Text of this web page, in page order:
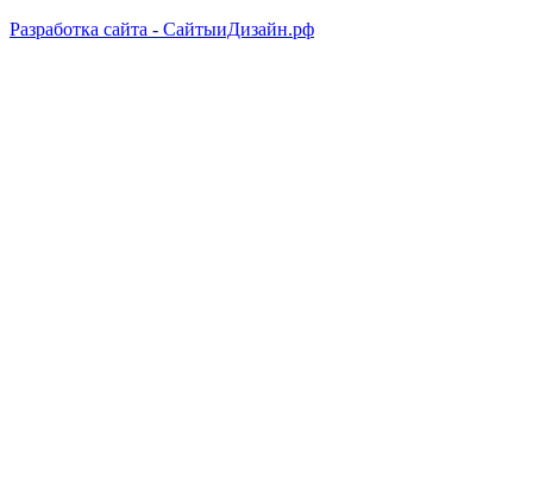
Разработка сайта - СайтыиДизайн.рф